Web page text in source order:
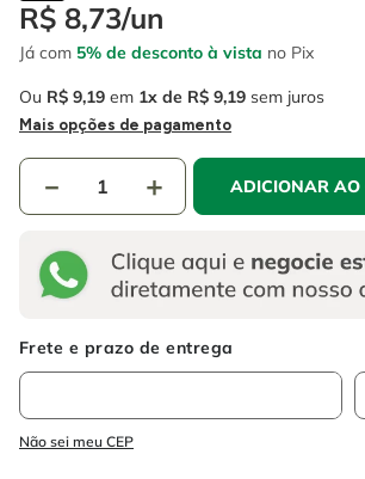
R$ 8,73/un
Já com 5% de desconto à vista no Pix
Ou R$ 9,19 em 1 R$ 9,19 sem juros
Mais opções de pagamento
＋
－ ADICIONAR AO
Não sei meu CEP
6 º fio
7º chave impacto
8º disco corte
serra copo
º escada
º serra circular
º fio
disco corte
serra copo